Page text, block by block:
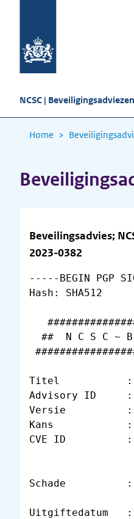
NCSC | Beveiligingsadviezen
Home
Beveilingsadvies;
2023-0382
-----BEGIN PGP
Hash: SHA512
##  N C S C ~
Titel           :
Advisory ID     :
Versie          :
Kans            :
CVE ID          :
Schade          :
Uitgiftedatum   :